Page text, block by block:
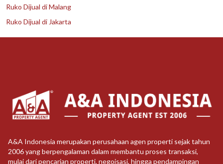
Ruko Dijual di Malang
Ruko Dijual di Jakarta
A&A Indonesia merupakan perusahaan agen properti sejak tahun
2006 yang berpengalaman dalam membantu proses transaksi,
mulai dari pencarian properti, negoisasi, hingga pendampingan